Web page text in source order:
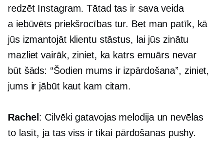
redzēt Instagram. Tātad tas ir sava veida
a iebūvēts priekšrocības tur. Bet man patīk, kā
jūs izmantojāt klientu stāstus, lai jūs zinātu
mazliet vairāk, ziniet, ka katrs emuārs nevar
būt šāds: “Šodien mums ir izpārdošana”, ziniet,
jums ir jābūt kaut kam citam.
Rachel : Cilvēki gatavojas melodija un nevēlas
to lasīt, ja tas viss ir tikai pārdošanas pushy.